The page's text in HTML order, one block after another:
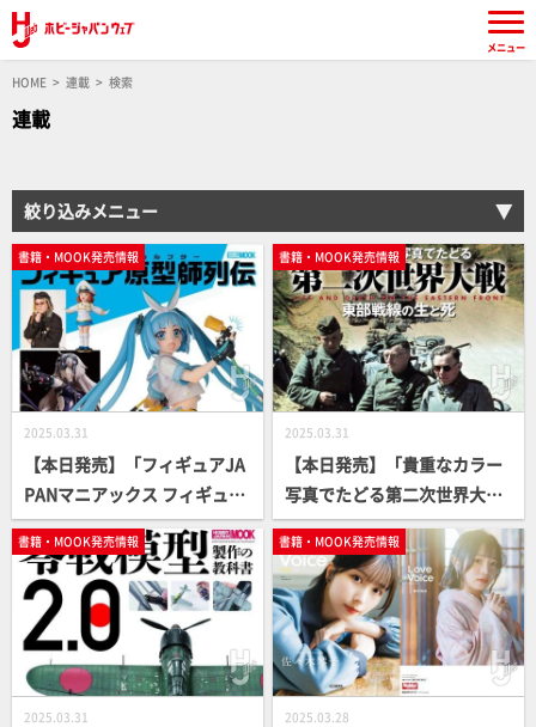
HOME 連載 検索
連載
絞り込みメニュー
書籍・MOOK発売情報
2025.03.31
【本日発売】「フィギュアJA
PANマニアックス フィギュア
原型師列伝」【美少女フィギ
ュア】
書籍・MOOK発売情報
2025.03.31
【本日発売】「貴重なカラー
写真でたどる第二次世界大
戦 東部戦線の生と死 LIFE
& DEATH ON THE EASTERN F
RONT」【写真集】
書籍・MOOK発売情報
2025.03.31
書籍・MOOK発売情報
2025.03.28
メニュー